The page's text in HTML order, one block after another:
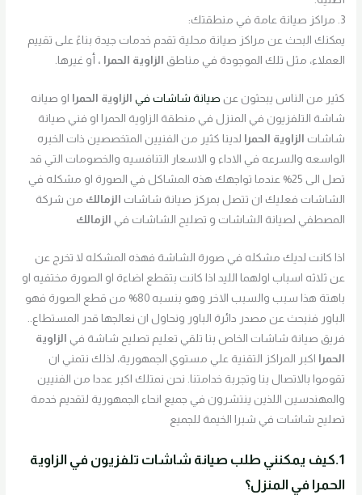
3. مراكز صيانة عامة في منطقتك:
يمكنك البحث عن مراكز صيانة محلية تقدم خدمات جيدة بناءً على تقييم
العملاء، مثل تلك الموجودة في مناطق الزاوية الحمرا ، أو غيرها.
كثير من الناس يبحثون عن صيانة شاشات في الزاوية الحمرا او صيانه
شاشة التلفزيون في المنزل في منطقة الزاوية الحمرا او فني صيانة
شاشات الزاوية الحمرا لدينا كثير من الفنيين المتخصصين ذات الخبره
الواسعه والسرعه في الاداء و الاسعار التنافسيه والخصومات التي قد
تصل الى 25% عندما تواجهك هذه المشاكل في الصورة او مشكله في
الشاشات فعليك ان تتصل بمركز صيانة شاشات الزمالك من شركة
المصطفي لصيانة الشاشات و تصليح الشاشات في الزمالك
اذا كانت لديك مشكله في صورة الشاشة فهذه المشكله لا تخرج عن
عن ثلاثه اسباب اولهما الليد اذا كانت بتقطع اضاءة او الصورة مختفيه او
باهتة هذا سبب والسبب الاخر وهو بنسبه 80% من قطع الصورة فهو
الباور فنبحث عن مصدر دائرة الباور ونحاول ان نعالجها قدر المستطاع..
فريق صيانة شاشات الخاص بنا تلقي تعليم تصليح شاشة في الزاوية
الحمرا اكبر المراكز التقنية علي مستوي الجمهورية، لذلك نتمني ان
تقوموا بالاتصال بنا وتجربة خدامتنا. نحن نمتلك اكبر عددا من الفنيين
والمهندسين اللذين ينتشرون في جميع انحاء الجمهورية لتقديم خدمة
تصليح شاشات في شبرا الخيمة للجميع
1.كيف يمكنني طلب صيانة شاشات تلفزيون في الزاوية
الحمرا في المنزل؟